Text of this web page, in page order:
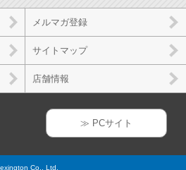
メルマガ登録
サイトマップ
店舗情報
≫ PCサイト
Co., Ltd.